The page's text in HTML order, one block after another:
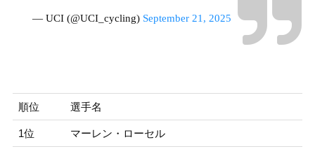
— UCI (@UCI_cycling) September 21, 2025
順位 選手名
1位 マーレン・ローセル